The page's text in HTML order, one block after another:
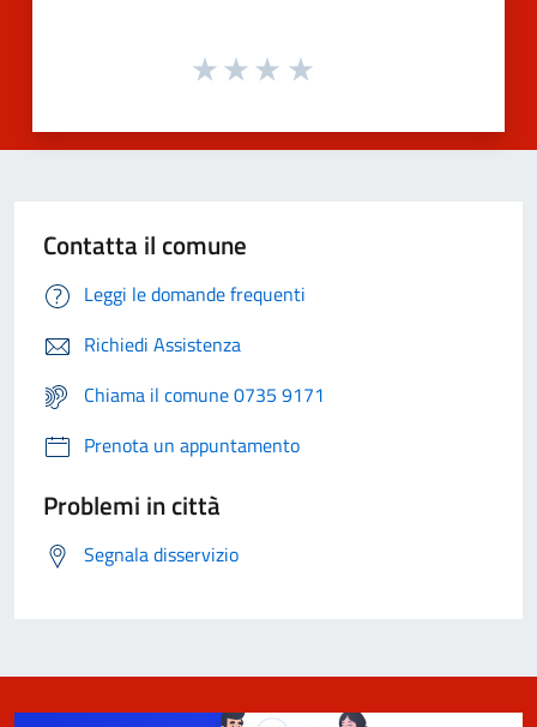
Contatta il comune
Leggi le domande frequenti
Richiedi Assistenza
Chiama il comune 0735 9171
Prenota un appuntamento
Problemi in città
Segnala disservizio